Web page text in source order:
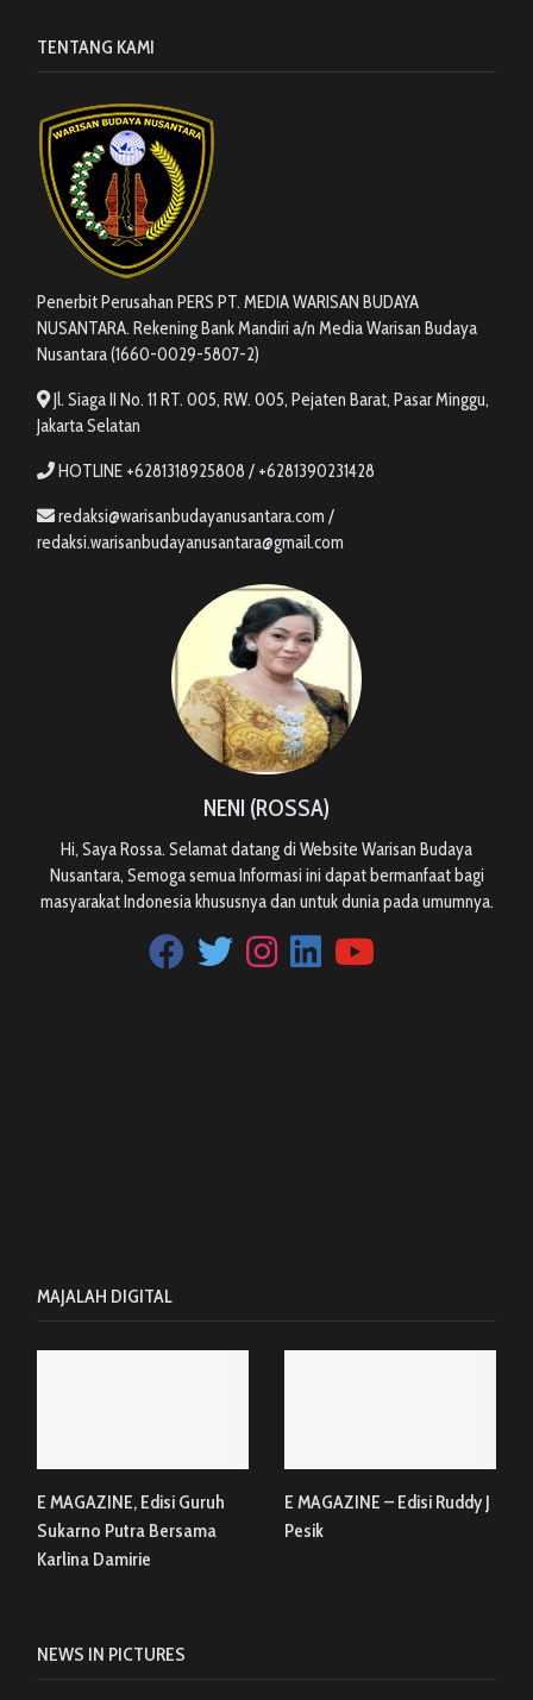
TENTANG KAMI
Penerbit Perusahan PERS PT. MEDIA WARISAN BUDAYA
NUSANTARA. Rekening Bank Mandiri a/n Media Warisan Budaya
Nusantara (1660-0029-5807-2)
Jl. Siaga II No. 11 RT. 005, RW. 005, Pejaten Barat, Pasar Minggu,
Jakarta Selatan
HOTLINE +6281318925808 / +6281390231428
redaksi@warisanbudayanusantara.com /
redaksi.warisanbudayanusantara@gmail.com
NENI (ROSSA)
Hi, Saya Rossa. Selamat datang di Website Warisan Budaya
Nusantara, Semoga semua Informasi ini dapat bermanfaat bagi
masyarakat Indonesia khususnya dan untuk dunia pada umumnya.
MAJALAH DIGITAL
E MAGAZINE, Edisi Guruh
Sukarno Putra Bersama
Karlina Damirie
E MAGAZINE – Edisi Ruddy J
Pesik
NEWS IN PICTURES